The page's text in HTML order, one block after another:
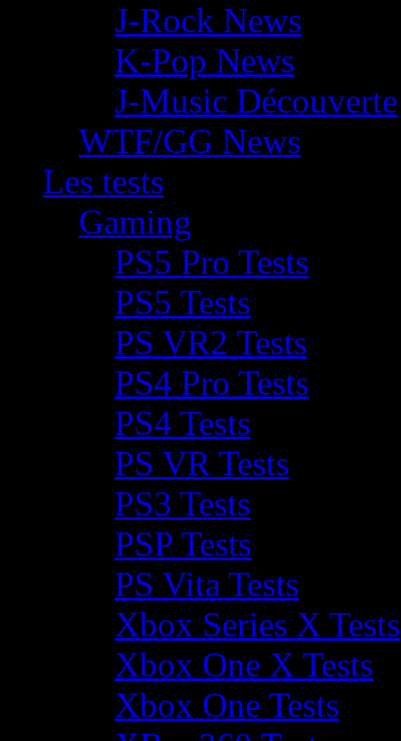
J-Rock News
K-Pop News
J-Music Découverte
WTF/GG News
Les tests
Gaming
PS5 Pro Tests
PS5 Tests
PS VR2 Tests
PS4 Pro Tests
PS4 Tests
PS VR Tests
PS3 Tests
PSP Tests
PS Vita Tests
Xbox Series X Tests
Xbox One X Tests
Xbox One Tests